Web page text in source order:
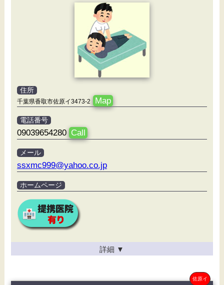
住所
千葉県香取市佐原イ3473-2 Map
電話番号
09039654280 Call
メール
ssxmc999@yahoo.co.jp
ホームページ
詳細 ▼
佐原イ